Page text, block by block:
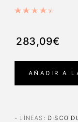
283,09€
AÑADIR A
- LÍNEAS : DISCO